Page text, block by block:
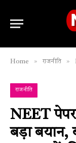
Home » राजनीति »
राजनीति
NEET पेपर
बड़ा बयान,